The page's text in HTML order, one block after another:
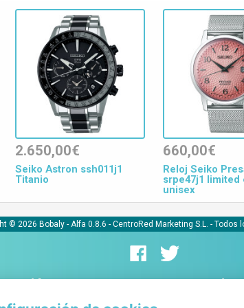
2.650,00€
Seiko Astron ssh011j1
Titanio
660,00€
Reloj Seiko
srpe47j1 limited
unisex
© 2026 Bobaly - Alfa 0.8.6 - CentroRed Marketing S.L. -
y aviso legal